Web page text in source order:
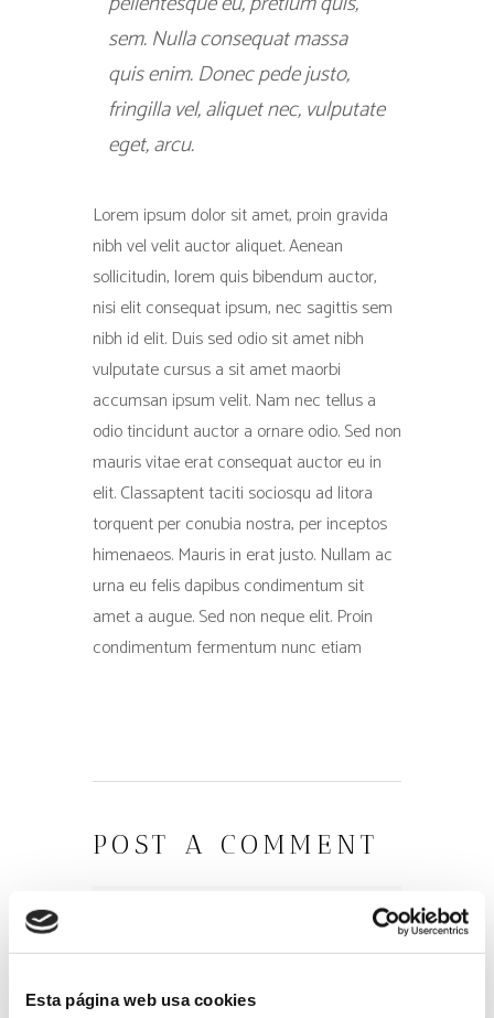
Esta página web usa cookies
sem. Nulla consequat massa
quis enim. Donec pede justo,
fringilla vel, aliquet nec, vulputate
eget, arcu.
Lorem ipsum dolor sit amet, proin gravida
nibh vel velit auctor aliquet. Aenean
sollicitudin, lorem quis bibendum auctor,
nisi elit consequat ipsum, nec sagittis sem
nibh id elit. Duis sed odio sit amet nibh
vulputate cursus a sit amet maorbi
accumsan ipsum velit. Nam nec tellus a
odio tincidunt auctor a ornare odio. Sed non
mauris vitae erat consequat auctor eu in
elit. Classaptent taciti sociosqu ad litora
torquent per conubia nostra, per inceptos
himenaeos. Mauris in erat justo. Nullam ac
urna eu felis dapibus condimentum sit
amet a augue. Sed non neque elit. Proin
condimentum fermentum nunc etiam
POST A COMMENT